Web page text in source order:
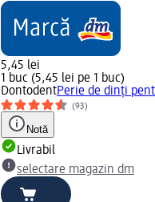
5,45 lei
1 buc (5,45 lei pe 1 buc)
DontodentPerie de dinți
(93)
Notă
Livrabil
selectare magazin dm